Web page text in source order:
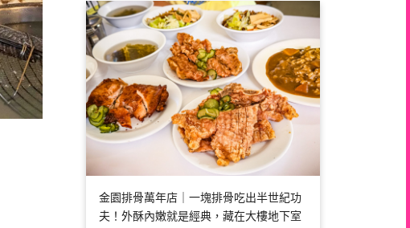
金園排骨萬年店｜一塊排骨吃出半世紀功
夫！外酥內嫩就是經典，藏在大樓地下室